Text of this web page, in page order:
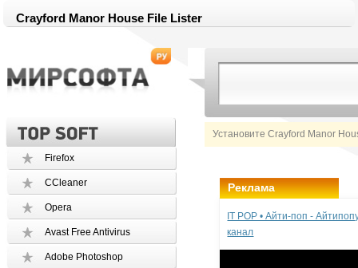
Crayford Manor House File Lister
Установите Crayford Manor
Firefox
CCleaner
Opera
Avast Free Antivirus
Adobe Photoshop
Реклама
IT POP • Айти-поп -
канал